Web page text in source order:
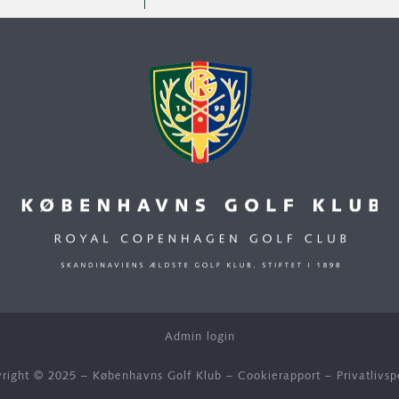
Admin login
© 2025 – Københavns Golf Klub – Cookierapport –